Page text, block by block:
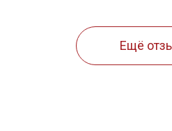
Ещё